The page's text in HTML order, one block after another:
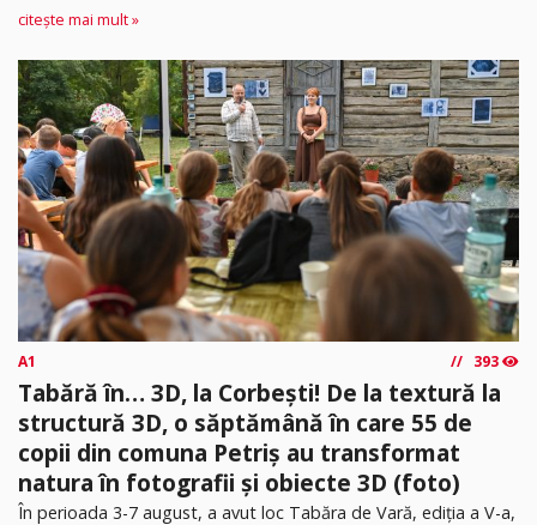
citește mai mult »
A1 393
Tabără în… 3D, la Corbești! De la textură la
structură 3D, o săptămână în care 55 de
copii din comuna Petriș au transformat
natura în fotografii și obiecte 3D (foto)
În perioada 3-7 august, a avut loc Tabăra de Vară, ediția a V-a,